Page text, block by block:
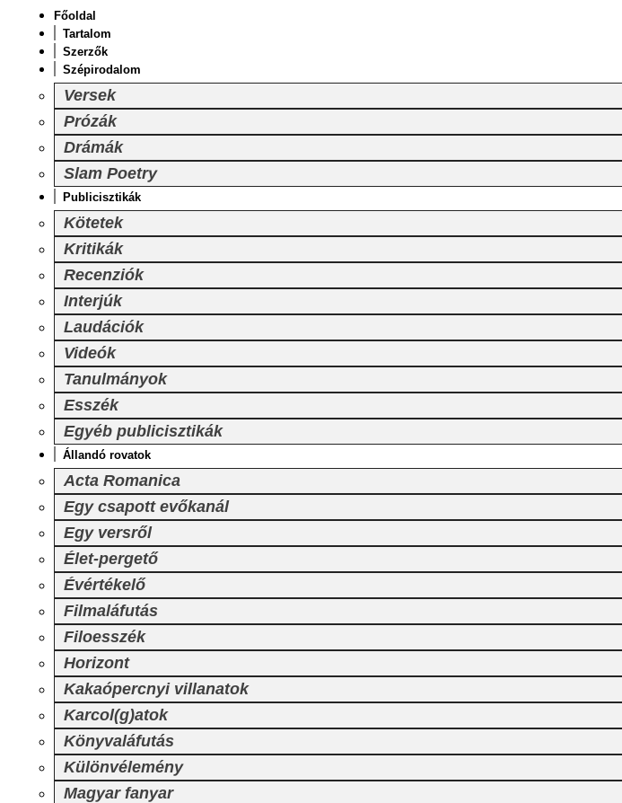
Főoldal
Tartalom
Szerzők
Szépirodalom
Versek
Prózák
Drámák
Slam Poetry
Publicisztikák
Kötetek
Kritikák
Recenziók
Interjúk
Laudációk
Videók
Tanulmányok
Esszék
Egyéb publicisztikák
Állandó rovatok
Acta Romanica
Egy csapott evőkanál
Egy versről
Élet-pergető
Évértékelő
Filmaláfutás
Filoesszék
Horizont
Kakaópercnyi villanatok
Karcol(g)atok
Könyvaláfutás
Különvélemény
Magyar fanyar